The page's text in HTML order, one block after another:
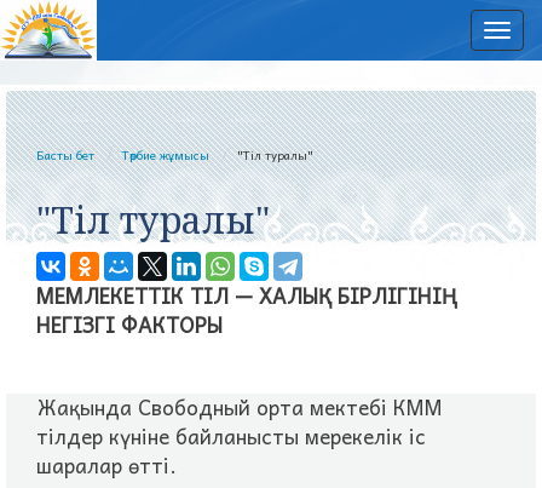
Басты бет Тәрбие жұмысы "Тіл туралы"
"Тіл туралы"
МЕМЛЕКЕТТIК ТIЛ — ХАЛЫҚ БIРЛIГIНIҢ
НЕГIЗГI ФАКТОРЫ
Жақында Свободный орта мектебі КММ
тілдер күніне байланысты мерекелік іс
шаралар өтті.